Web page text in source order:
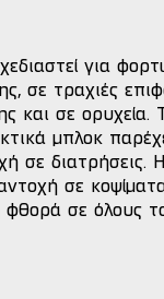
για
σε τραχιές
και σε ορυχεία.
μπλοκ
σε διατρήσεις.
σε
φθορά σε όλους